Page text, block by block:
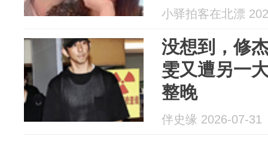
小驿拍客在北漂
没想到，修
雯又遭另一
整晚
伴史缘 2026-07-31